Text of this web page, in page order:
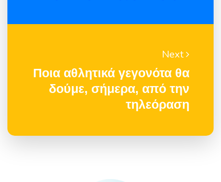
Next
Ποια αθλητικά γεγονότα θα
δούμε, σήμερα, από την
τηλεόραση